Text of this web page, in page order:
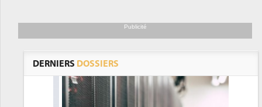
Publicité
DERNIERS DOSSIERS